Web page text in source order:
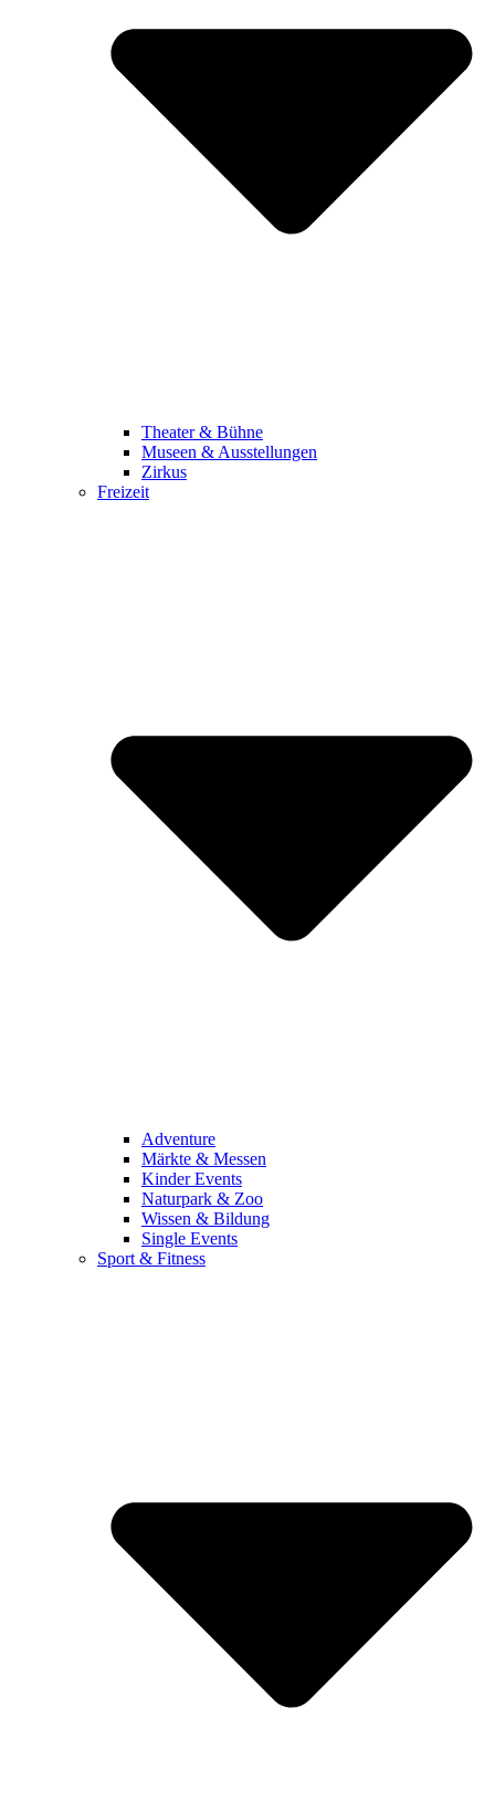
Theater & Bühne
Museen & Ausstellungen
Zirkus
Freizeit
Adventure
Märkte & Messen
Kinder Events
Naturpark & Zoo
Wissen & Bildung
Single Events
Sport & Fitness